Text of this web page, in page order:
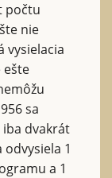
počtu
nie
vysielacia
ešte
sa
dvakrát
1
a 1